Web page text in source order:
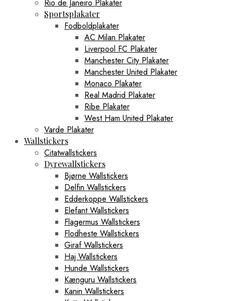
Rio de Janeiro Plakater
Sportsplakater
Fodboldplakater
AC Milan Plakater
Liverpool FC Plakater
Manchester City Plakater
Manchester United Plakater
Monaco Plakater
Real Madrid Plakater
Ribe Plakater
West Ham United Plakater
Varde Plakater
Wallstickers
Citatwallstickers
Dyrewallstickers
Bjørne Wallstickers
Delfin Wallstickers
Edderkoppe Wallstickers
Elefant Wallstickers
Flagermus Wallstickers
Flodheste Wallstickers
Giraf Wallstickers
Haj Wallstickers
Hunde Wallstickers
Kænguru Wallstickers
Kanin Wallstickers